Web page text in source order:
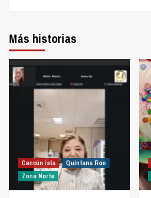
Más historias
Cancún isla
Quintana Roo
Zona Norte